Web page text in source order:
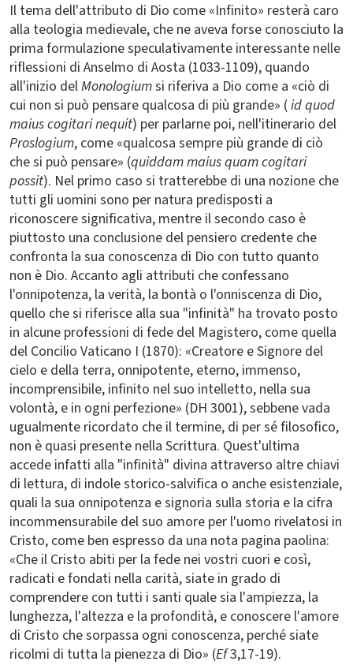
Il tema dell'attributo di Dio come «Infinito» resterà caro
alla teologia medievale, che ne aveva forse conosciuto la
prima formulazione speculativamente interessante nelle
riflessioni di Anselmo di Aosta (1033-1109), quando
all'inizio delMonologiumsi riferiva a Dio come a «ciò di
cui non si può pensare qualcosa di più grande» (id quod
maius cogitari nequit) per parlarne poi, nell'itinerario del
Proslogium, come «qualcosa sempre più grande di ciò
che si può pensare» (quiddam maius quam cogitari
possit). Nel primo caso si tratterebbe di una nozione che
tutti gli uomini sono per natura predisposti a
riconoscere significativa, mentre il secondo caso è
piuttosto una conclusione del pensiero credente che
confronta la sua conoscenza di Dio con tutto quanto
non è Dio. Accanto agli attributi che confessano
l'onnipotenza, la verità, la bontà o l'onniscenza di Dio,
quello che si riferisce alla sua "infinità" ha trovato posto
in alcune professioni di fede del Magistero, come quella
del Concilio Vaticano I (1870): «Creatore e Signore del
cielo e della terra, onnipotente, eterno, immenso,
incomprensibile, infinito nel suo intelletto, nella sua
volontà, e in ogni perfezione» (DH 3001), sebbene vada
ugualmente ricordato che il termine, di per sé filosofico,
non è quasi presente nella Scrittura. Quest'ultima
accede infatti alla "infinità" divina attraverso altre chiavi
di lettura, di indole storico-salvifica o anche esistenziale,
quali la sua onnipotenza e signoria sulla storia e la cifra
incommensurabile del suo amore per l'uomo rivelatosi in
Cristo, come ben espresso da una nota pagina paolina:
«Che il Cristo abiti per la fede nei vostri cuori e così,
radicati e fondati nella carità, siate in grado di
comprendere con tutti i santi quale sia l'ampiezza, la
lunghezza, l'altezza e la profondità, e conoscere l'amore
di Cristo che sorpassa ogni conoscenza, perché siate
ricolmi di tutta la pienezza di Dio» (Ef3,17-19).